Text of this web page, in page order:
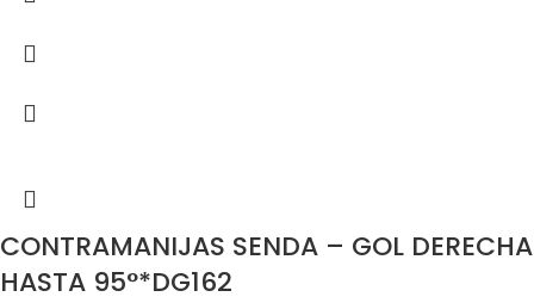
CONTRAMANIJAS SENDA – GOL DERECHA
HASTA 95°*DG162